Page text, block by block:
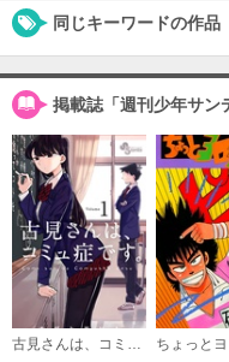
（１
必要
同じキーワードの作品
掲載誌「週刊少年サン
古見さんは、コミュ症です。 ちょっとヨ